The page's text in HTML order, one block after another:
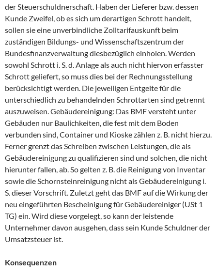
der Steuerschuldnerschaft. Haben der Lieferer bzw. dessen
Kunde Zweifel, ob es sich um derartigen Schrott handelt,
sollen sie eine unverbindliche Zolltarifauskunft beim
zuständigen Bildungs- und Wissenschaftszentrum der
Bundesfinanzverwaltung diesbezüglich einholen. Werden
sowohl Schrott i. S. d. Anlage als auch nicht hiervon erfasster
Schrott geliefert, so muss dies bei der Rechnungsstellung
berücksichtigt werden. Die jeweiligen Entgelte für die
unterschiedlich zu behandelnden Schrottarten sind getrennt
auszuweisen. Gebäudereinigung: Das BMF versteht unter
Gebäuden nur Baulichkeiten, die fest mit dem Boden
verbunden sind, Container und Kioske zählen z. B. nicht hierzu.
Ferner grenzt das Schreiben zwischen Leistungen, die als
Gebäudereinigung zu qualifizieren sind und solchen, die nicht
hierunter fallen, ab. So gelten z. B. die Reinigung von Inventar
sowie die Schornsteinreinigung nicht als Gebäudereinigung i.
S. dieser Vorschrift. Zuletzt geht das BMF auf die Wirkung der
neu eingeführten Bescheinigung für Gebäudereiniger (USt 1
TG) ein. Wird diese vorgelegt, so kann der leistende
Unternehmer davon ausgehen, dass sein Kunde Schuldner der
Umsatzsteuer ist.
Konsequenzen